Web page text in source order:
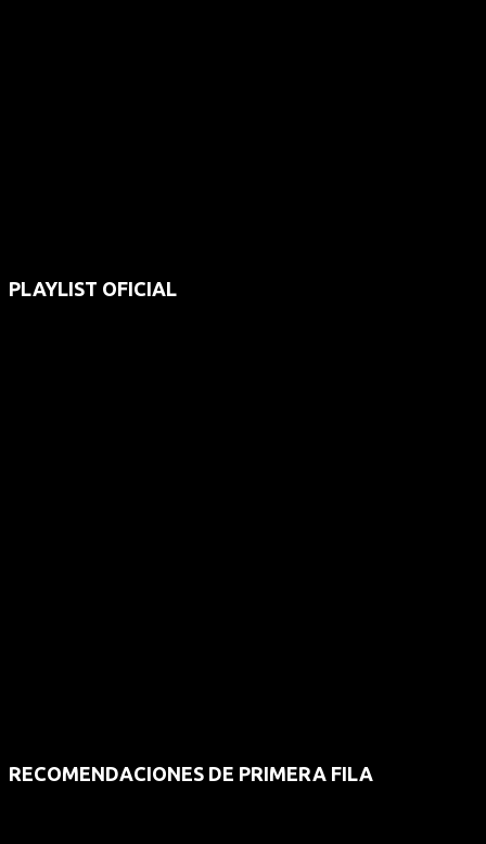
PLAYLIST OFICIAL
RECOMENDACIONES DE PRIMERA FILA